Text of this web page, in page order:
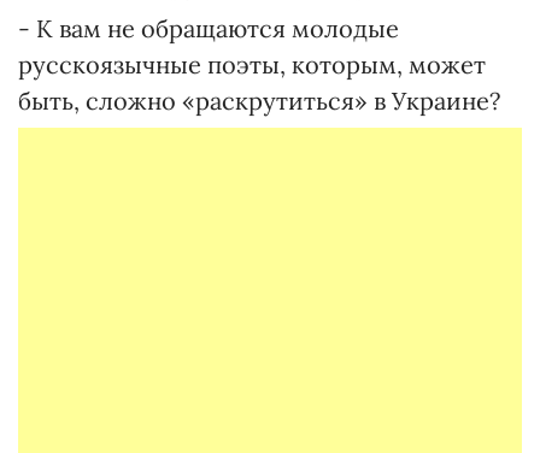
- К вам не обращаются молодые
русскоязычные поэты, которым, может
быть, сложно «раскрутиться» в Украине?